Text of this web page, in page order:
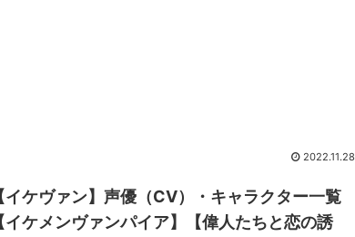
2022.11.28
イケヴァン】声優（CV）・キャラクター一覧
イケメンヴァンパイア】【偉人たちと恋の誘